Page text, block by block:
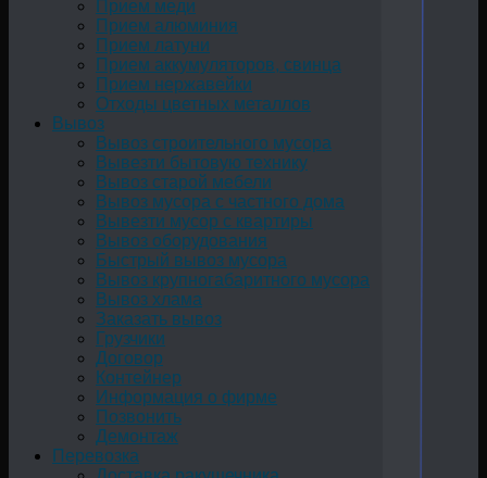
Прием меди
Прием алюминия
Прием латуни
Прием аккумуляторов, свинца
Прием нержавейки
Отходы цветных металлов
Вывоз
Вывоз строительного мусора
Вывезти бытовую технику
Вывоз старой мебели
Вывоз мусора с частного дома
Вывезти мусор с квартиры
Вывоз оборудования
Быстрый вывоз мусора
Вывоз крупногабаритного мусора
Вывоз хлама
Заказать вывоз
Грузчики
Договор
Контейнер
Информация о фирме
Позвонить
Демонтаж
Перевозка